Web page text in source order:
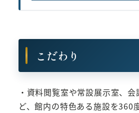
こだわり
・資料閲覧室や常設展示室、
ど、館内の特色ある施設を360